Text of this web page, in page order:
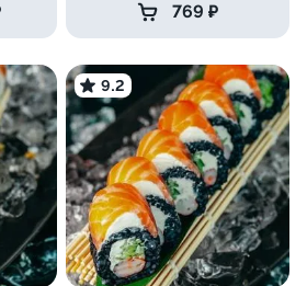
769 ₽
9.2